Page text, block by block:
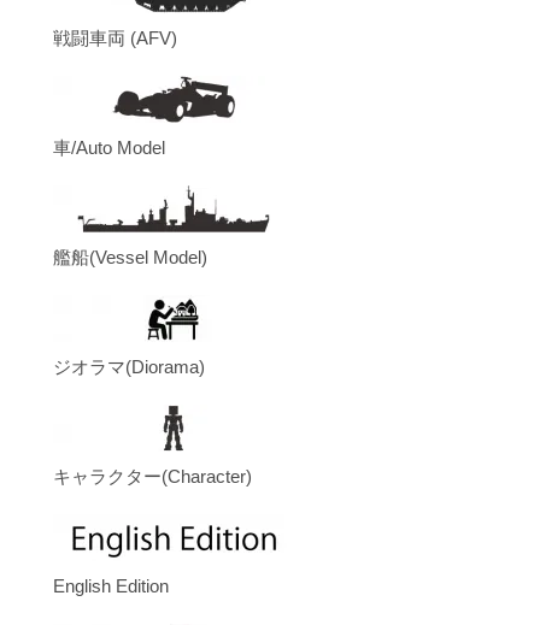
戦闘車両 (AFV)
車/Auto Model
艦船(Vessel Model)
ジオラマ(Diorama)
キャラクター(Character)
English Edition